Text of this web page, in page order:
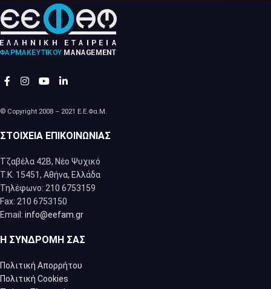
© Copyright 2008 – 2021 Ε.Ε.Φα.Μ.
ΣΤΟΙΧΕΊΑ ΕΠΙΚΟΙΝΩΝΊΑΣ
Τζαβέλα 42Β, Νέο Ψυχικό
Τ.Κ. 15451, Αθήνα, Eλλάδα
Τηλέφωνο: 210 6753159
Fax: 210 6753150
Email: info@eefam.gr
Η ΣΥΝΔΡΟΜΉ ΣΑΣ
Πολιτική Απορρήτου
Πολιτική Cookies